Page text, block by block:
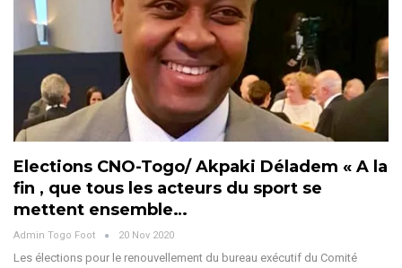
Elections CNO-Togo/ Akpaki Déladem « A la
fin , que tous les acteurs du sport se
mettent ensemble…
Admin Togo Foot 20 Nov 2020
Les élections pour le renouvellement du bureau exécutif du Comité